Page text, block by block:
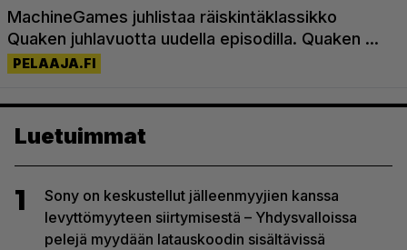
Luetuimmat
1
Sony on keskustellut jälleenmyyjien kanssa
levyttömyyteen siirtymisestä – Yhdysvalloissa
pelejä myydään latauskoodin sisältävissä